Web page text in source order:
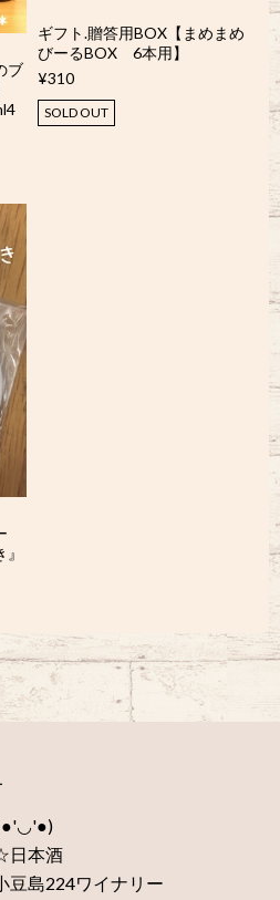
ブ
ギフト.贈答用BOX【まめまめ
びーるBOX 6本用】
¥310
SOLD OUT
日本酒
豆島224ワイナリー